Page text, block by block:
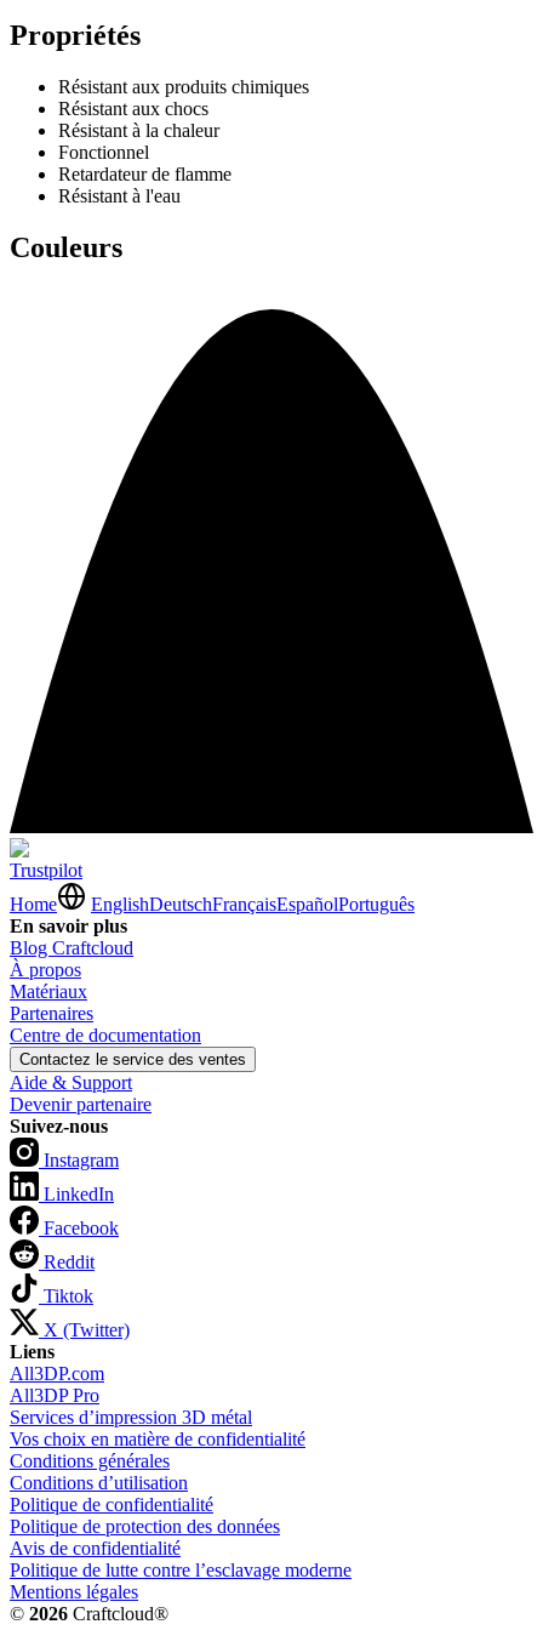
Propriétés
Résistant aux produits chimiques
Résistant aux chocs
Résistant à la chaleur
Fonctionnel
Retardateur de flamme
Résistant à l'eau
Couleurs
Trustpilot
Home
EnglishDeutschFrançaisEspañolPortuguês
En savoir plus
Blog Craftcloud
À propos
Matériaux
Partenaires
Centre de documentation
Contactez le service des ventes
Aide & Support
Devenir partenaire
Suivez-nous
Instagram
LinkedIn
Facebook
Reddit
Tiktok
X (Twitter)
Liens
All3DP.com
All3DP Pro
Services d’impression 3D métal
Vos choix en matière de confidentialité
Conditions générales
Conditions d’utilisation
Politique de confidentialité
Politique de protection des données
Avis de confidentialité
Politique de lutte contre l’esclavage moderne
Mentions légales
© 2026 Craftcloud®